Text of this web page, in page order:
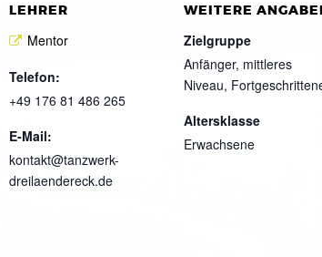
LEHRER
Mentor
Telefon:
+49 176 81 486 265
E-Mail:
kontakt@tanzwerk-
dreilaendereck.de
WEITERE
Zielgruppe
Anfänger, mittleres
Niveau,
Altersklasse
Erwachsene